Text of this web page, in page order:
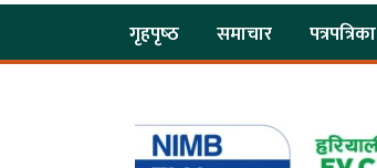
गृहपृष्‍ठ समाचार पत्रपत्रिका